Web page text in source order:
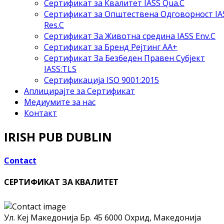
Сертификат за Квалитет IASS Qua.C
Сертификат за Општествена Одговорност
Res.C
Сертификат За Животна средина IASS Env.C
Сертификат за Бренд Рејтинг АА+
Сертификат За Безбеден Правен Субјект
IASS:TLS
Сертификација ISO 9001:2015
Аплицирајте за Сертификат
Медиумите за нас
Контакт
IRISH PUB DUBLIN
Contact
СЕРТИФИКАТ ЗА КВАЛИТЕТ
Ул. Кеј Македонија Бр. 45 6000 Охрид, Македонија